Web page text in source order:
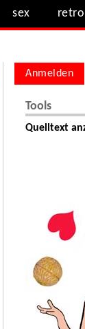
sex retro
Anmelden
Tools
Quelltext